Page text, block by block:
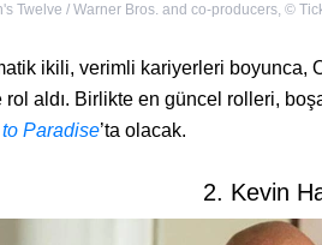
Twelve / Warner Bros. and co-producers, ©
ikili, verimli kariyerleri boyunca,
rol aldı. Birlikte en güncel rolleri,
Paradise’ta olacak.
2. Kevin